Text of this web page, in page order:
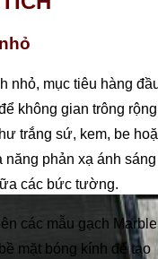
nhỏ, mục tiêu hàng
không gian trông rộng
trắng sứ, kem, be
phản xạ ánh sáng
các bức tường.
các mẫu gạch Marble
mặt bóng kính để tạo